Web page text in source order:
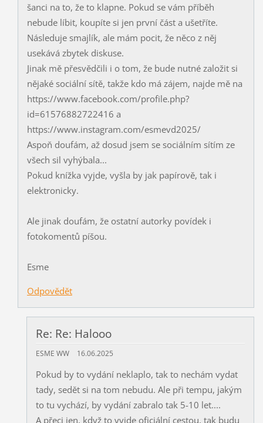
šanci na to, že to klapne. Pokud se vám příběh
nebude líbit, koupíte si jen první část a ušetříte.
Následuje smajlík, ale mám pocit, že něco z něj
usekává zbytek diskuse.
Jinak mě přesvědčili i o tom, že bude nutné založit si
nějaké sociální sítě, takže kdo má zájem, najde mě na
https://www.facebook.com/profile.php?
id=61576882722416 a
https://www.instagram.com/esmevd2025/
Aspoň doufám, až dosud jsem se sociálním sítím ze
všech sil vyhýbala...
Pokud knížka vyjde, vyšla by jak papírově, tak i
elektronicky.
Ale jinak doufám, že ostatní autorky povídek i
fotokomentů píšou.
Esme
Odpovědět
Re: Re: Halooo
ESME WW 16.06.2025
Pokud by to vydání neklaplo, tak to nechám vydat
tady, sedět si na tom nebudu. Ale při tempu, jakým
to tu vychází, by vydání zabralo tak 5-10 let....
A přeci jen, když to vyjde oficiální cestou, tak budu